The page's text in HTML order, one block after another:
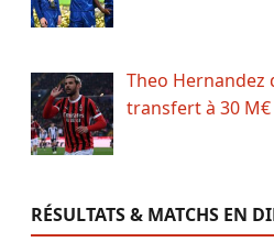
Theo Hernandez
transfert à 30
RÉSULTATS & MATCHS EN